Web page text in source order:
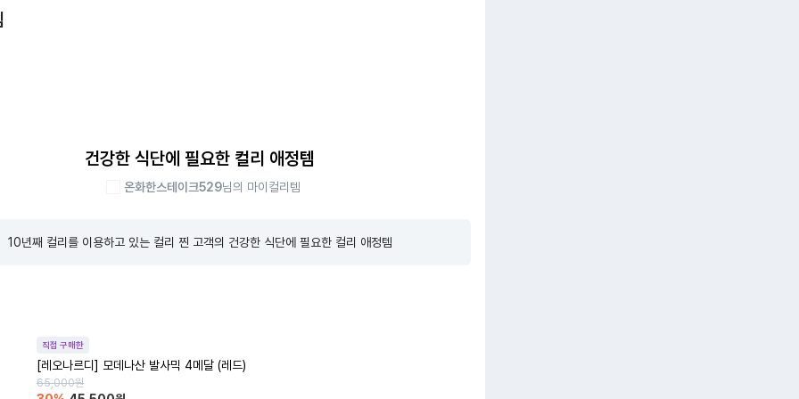
건강한 식단에 필요한 컬리 애정템
온화한스테이크529님의 마이컬리템
10년째 컬리를 이용하고 있는 컬리 찐 고객의 건강한 식단에 필요한 컬리 애정템
직접 구매한
[레오나르디] 모데나산 발사믹 4메달 (레드)
65,000원